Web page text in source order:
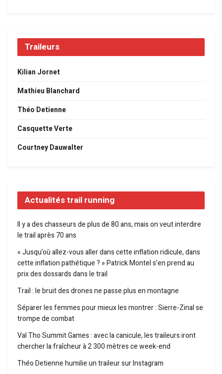
Traileurs
Kilian Jornet
Mathieu Blanchard
Théo Detienne
Casquette Verte
Courtney Dauwalter
Actualités trail running
Il y a des chasseurs de plus de 80 ans, mais on veut interdire
le trail après 70 ans
« Jusqu’où allez-vous aller dans cette inflation ridicule, dans
cette inflation pathétique ? » Patrick Montel s’en prend au
prix des dossards dans le trail
Trail : le bruit des drones ne passe plus en montagne
Séparer les femmes pour mieux les montrer : Sierre-Zinal se
trompe de combat
Val Tho Summit Games : avec la canicule, les traileurs iront
chercher la fraîcheur à 2 300 mètres ce week-end
Théo Detienne humilie un traileur sur Instagram